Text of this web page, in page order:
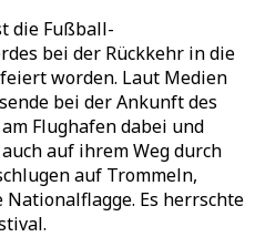
die Fußball-
bei der Rückkehr in die
worden. Laut Medien
bei der Ankunft des
Flughafen dabei und
auf ihrem Weg durch
auf Trommeln,
Es herrschte